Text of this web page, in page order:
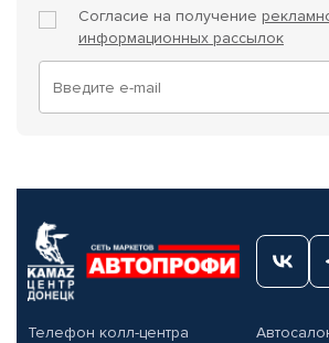
Согласие на получение
информационных рассылок
Телефон колл-центра